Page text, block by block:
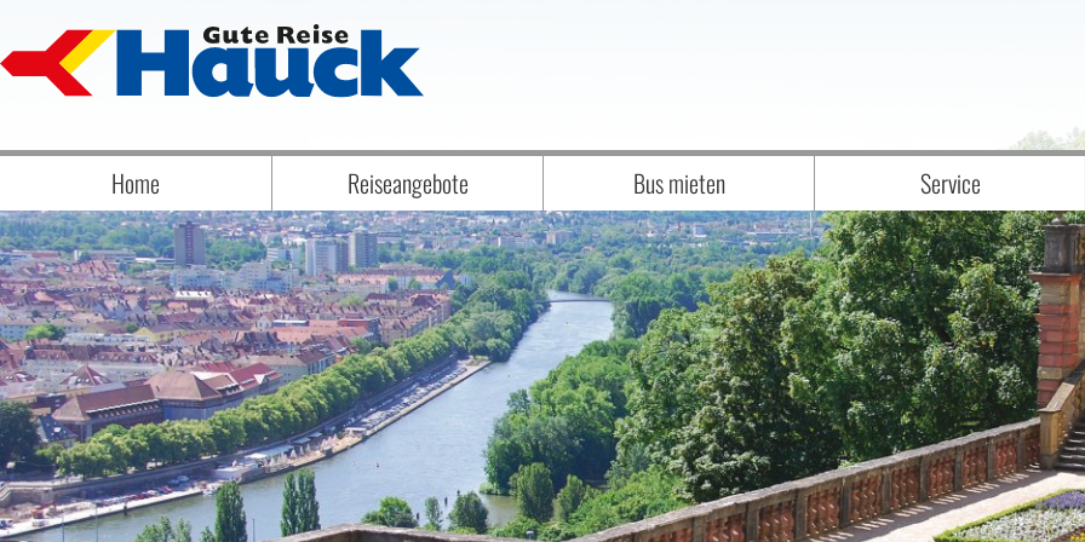
Home Reiseangebote
Badereise Badeaufenthalt
Biathlon
Eröffnungs-, Abschluss- & Erlebnisreisen
Eventreisen
Flugreisen
Frühjahrsreisen
Jubelreisen
Kurzreisen
Musicals und Musikreisen
Bus mieten
Anfrage
Unser Fuhrpark
Service
WIR über UNS - UNSER TEAM
Downloads
interessante BILDER von
Katalogbestellung
Newsletteranmeldung
Reisegutschein
Zustiegsmöglichkeiten